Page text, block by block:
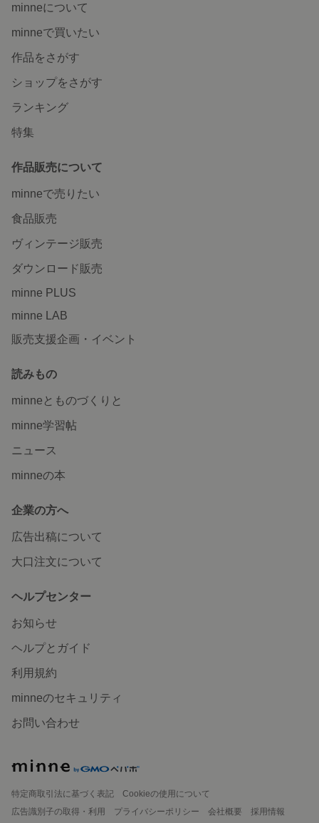
minneについて
minneで買いたい
作品をさがす
ショップをさがす
ランキング
特集
作品販売について
minneで売りたい
食品販売
ヴィンテージ販売
ダウンロード販売
minne PLUS
minne LAB
販売支援企画・イベント
読みもの
minneとものづくりと
minne学習帖
ニュース
minneの本
企業の方へ
広告出稿について
大口注文について
ヘルプセンター
お知らせ
ヘルプとガイド
利用規約
minneのセキュリティ
お問い合わせ
特定商取引法に基づく表記
Cookieの使用について
広告識別子の取得・利用
プライバシーポリシー 会社概要
採用情報